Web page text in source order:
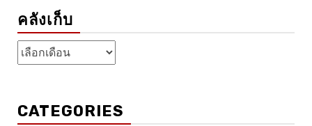
คลังเก็บ
คลัง
เก็บ
CATEGORIES